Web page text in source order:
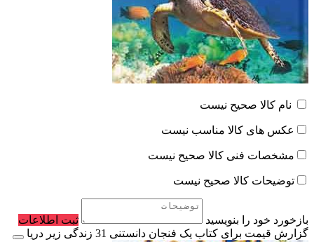
نام کالا صحیح نیست
عکس های کالا مناسب نیست
مشخصات فنی کالا صحیح نیست
توضیحات کالا صحیح نیست
بازخورد خود را بنویسید
ثبت اطلاعات
گزارش قیمت برای کتاب یک فنجان دانستنی 31 زندگی‌ زیر دریا